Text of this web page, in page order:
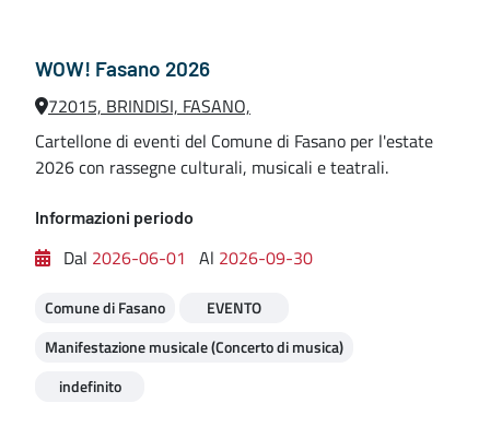
WOW! Fasano 2026
72015, BRINDISI, FASANO,
Cartellone di eventi del Comune di Fasano per l'estate
2026 con rassegne culturali, musicali e teatrali.
Informazioni periodo
Dal 2026-06-01 Al 2026-09-30
Comune di Fasano
EVENTO
Manifestazione musicale (Concerto di musica)
indefinito